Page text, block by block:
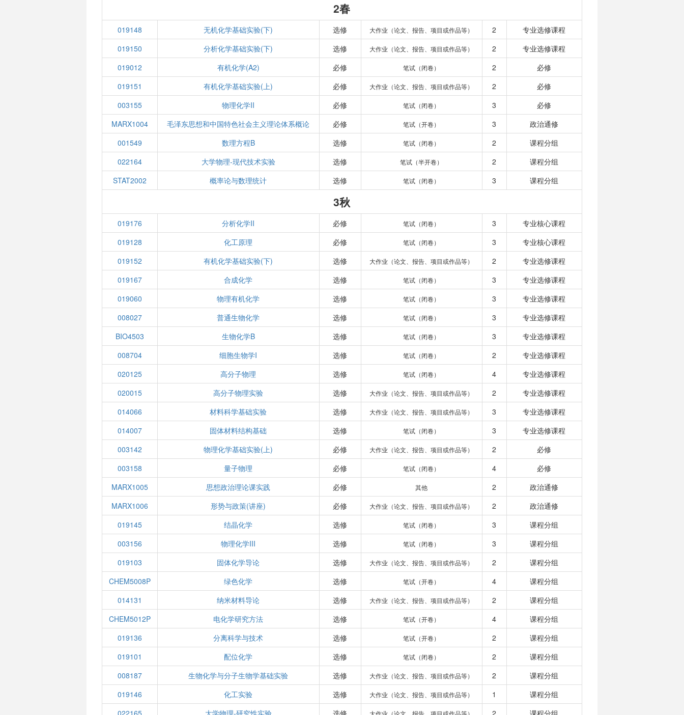
2春
019148 无机化学基础实验(下) 选修 大作业（论文、报告、项目或作品等） 2
专业选修课程
019150
分析化学基础实验(下) 选修 大作业（论文、报告、项目或作品等） 2
专业选修课程
019012
有机化学(A2) 必修 笔试（闭卷） 2
必修
019151
有机化学基础实验(上) 必修 大作业（论文、报告、项目或作品等） 2
必修
003155
物理化学II 必修 笔试（闭卷） 3
必修
MARX1004
毛泽东思想和中国特色社会主义理论体系概论 必修 笔试（开卷） 3
政治通修
001549
数理方程B 选修 笔试（闭卷） 2
课程分组
022164
大学物理-现代技术实验 选修 笔试（半开卷） 2
课程分组
STAT2002
概率论与数理统计 选修 笔试（闭卷） 3 课程分组
3秋
019176 分析化学II 必修 笔试（闭卷） 3
专业核心课程
019128
化工原理 必修 笔试（闭卷） 3
专业核心课程
019152
有机化学基础实验(下) 选修 大作业（论文、报告、项目或作品等） 2
专业选修课程
019167
合成化学 选修 笔试（闭卷） 3
专业选修课程
019060
物理有机化学 选修 笔试（闭卷） 3
专业选修课程
008027
普通生物化学 选修 笔试（闭卷） 3
专业选修课程
BIO4503
生物化学B 选修 笔试（闭卷） 3
专业选修课程
008704
细胞生物学I 选修 笔试（闭卷） 2
专业选修课程
020125
高分子物理 选修 笔试（闭卷） 4
专业选修课程
020015
高分子物理实验 选修 大作业（论文、报告、项目或作品等） 2
专业选修课程
014066
材料科学基础实验 选修 大作业（论文、报告、项目或作品等） 3
专业选修课程
014007
固体材料结构基础 选修 笔试（闭卷） 3
专业选修课程
003142
物理化学基础实验(上) 必修 大作业（论文、报告、项目或作品等） 2
必修
003158
量子物理 必修 笔试（闭卷） 4
必修
MARX1005
思想政治理论课实践 必修 其他 2
政治通修
MARX1006
形势与政策(讲座) 必修 大作业（论文、报告、项目或作品等） 2
政治通修
019145
结晶化学 选修 笔试（闭卷） 3
课程分组
003156
物理化学III 选修 笔试（闭卷） 3
课程分组
019103
固体化学导论 选修 大作业（论文、报告、项目或作品等） 2
课程分组
CHEM5008P
绿色化学 选修 笔试（开卷） 4
课程分组
014131
纳米材料导论 选修 大作业（论文、报告、项目或作品等） 2
课程分组
CHEM5012P
电化学研究方法 选修 笔试（开卷） 4
课程分组
019136
分离科学与技术 选修 笔试（开卷） 2
课程分组
019101
配位化学 选修 笔试（闭卷） 2
课程分组
008187
生物化学与分子生物学基础实验 选修 大作业（论文、报告、项目或作品等） 2
课程分组
019146
化工实验 选修 大作业（论文、报告、项目或作品等） 1
课程分组
022165
大学物理-研究性实验 选修 大作业（论文、报告、项目或作品等） 2 课程分组